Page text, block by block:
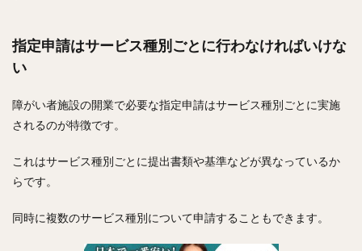
指定申請はサービス種別ごとに行わなければいけな
い
障がい者施設の開業で必要な指定申請はサービス種別ごとに実施
されるのが特徴です。
これはサービス種別ごとに提出書類や基準などが異なっているか
らです。
同時に複数のサービス種別について申請することもできます。